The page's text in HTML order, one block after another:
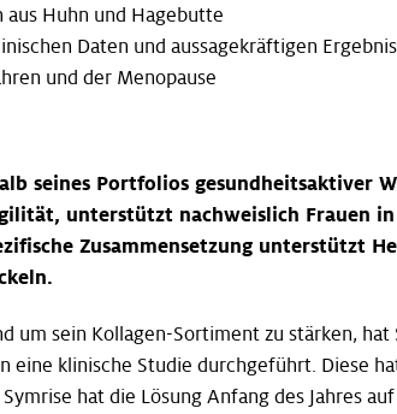
Huhn und Hagebutte
Daten und aussagekräftigen
und der Menopause
seines Portfolios gesundheitsaktiver
unterstützt nachweislich Frauen
Zusammensetzung unterstützt
sein Kollagen-Sortiment zu stärken,
klinische Studie durchgeführt. Diese
hat die Lösung Anfang des Jahres